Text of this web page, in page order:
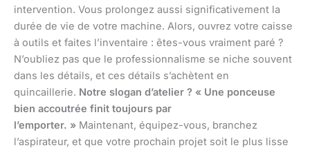
intervention. Vous prolongez aussi significativement la
durée de vie de votre machine. Alors, ouvrez votre caisse
à outils et faites l’inventaire : êtes-vous vraiment paré ?
N’oubliez pas que le professionnalisme se niche souvent
dans les détails, et ces détails s’achètent en
quincaillerie. Notre slogan d’atelier ? « Une ponceuse
bien accoutrée finit toujours par
l’emporter. » Maintenant, équipez-vous, branchez
l’aspirateur, et que votre prochain projet soit le plus lisse